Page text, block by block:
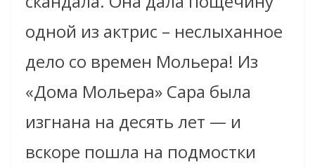
одной из актрис – неслыханное
дело со времен Мольера! Из
«Дома Мольера» Сара была
изгнана на десять лет — и
вскоре пошла на подмостки